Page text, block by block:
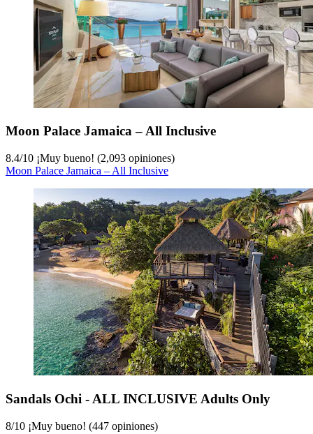
Moon Palace Jamaica – All Inclusive
8.4/10 ¡Muy bueno! (2,093 opiniones)
Moon Palace Jamaica – All Inclusive
Sandals Ochi - ALL INCLUSIVE Adults Only
8/10 ¡Muy bueno! (447 opiniones)